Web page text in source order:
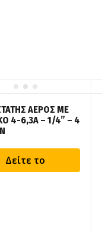
ΑΕΡΟΣ ΜΕ
4-6,3Α – 1/4” – 4
Δείτε το